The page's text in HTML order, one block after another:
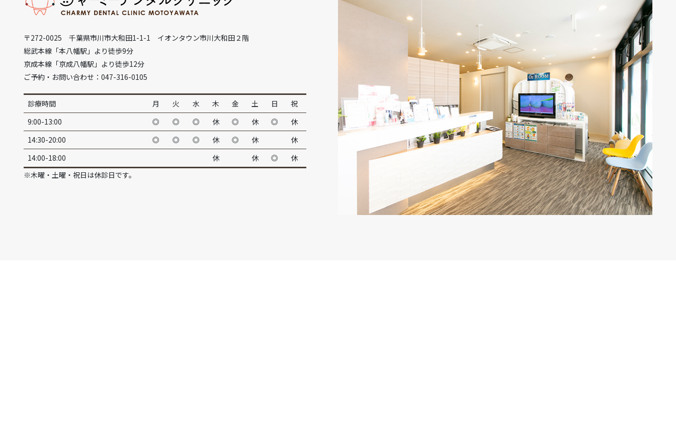
〒272-0025 千葉県市川市大和田1-1-1 イオンタウン市川大和田２階
総武本線「本八幡駅」より徒歩9分
京成本線「京成八幡駅」より徒歩12分
ご予約・お問い合わせ：047-316-0105
診療時間 月 火 水 木 金 土 日
祝
9:00-13:00
◎ ◎ ◎ 休 ◎ 休 ◎
休
14:30-20:00
◎ ◎ ◎ 休 ◎ 休
休
14:00-18:00
休 休 ◎
休
※木曜・土曜・祝日は休診日です。